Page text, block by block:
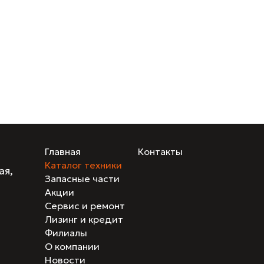
Главная
Каталог техники
Запасные части
Акции
Сервис и ремонт
Лизинг и кредит
Филиалы
О компании
Новости
Контакты